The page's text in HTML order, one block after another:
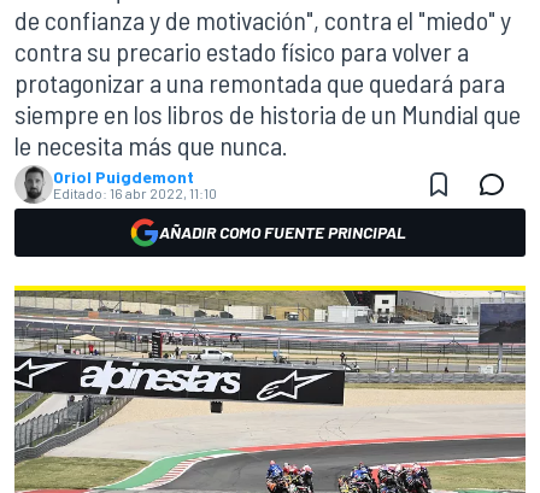
de confianza y de motivación", contra el "miedo" y
contra su precario estado físico para volver a
protagonizar a una remontada que quedará para
siempre en los libros de historia de un Mundial que
le necesita más que nunca.
Oriol Puigdemont
Editado: 16 abr 2022, 11:10
AÑADIR COMO FUENTE PRINCIPAL